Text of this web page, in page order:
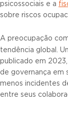
psicossociais e a
sobre riscos
A preocupação
tendência global.
publicado em
de governança em
menos incidentes
entre seus